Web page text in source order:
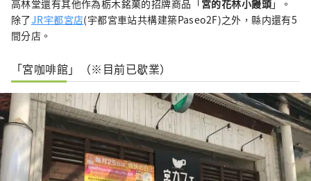
高林堂還有其他作為栃木銘菓的招牌商品「宮的花林小饅頭」。
除了JR宇都宮店(宇都宮車站共構建築Paseo2F)之外，縣内還有5
間分店。
「宮咖啡館」（※目前已歇業）